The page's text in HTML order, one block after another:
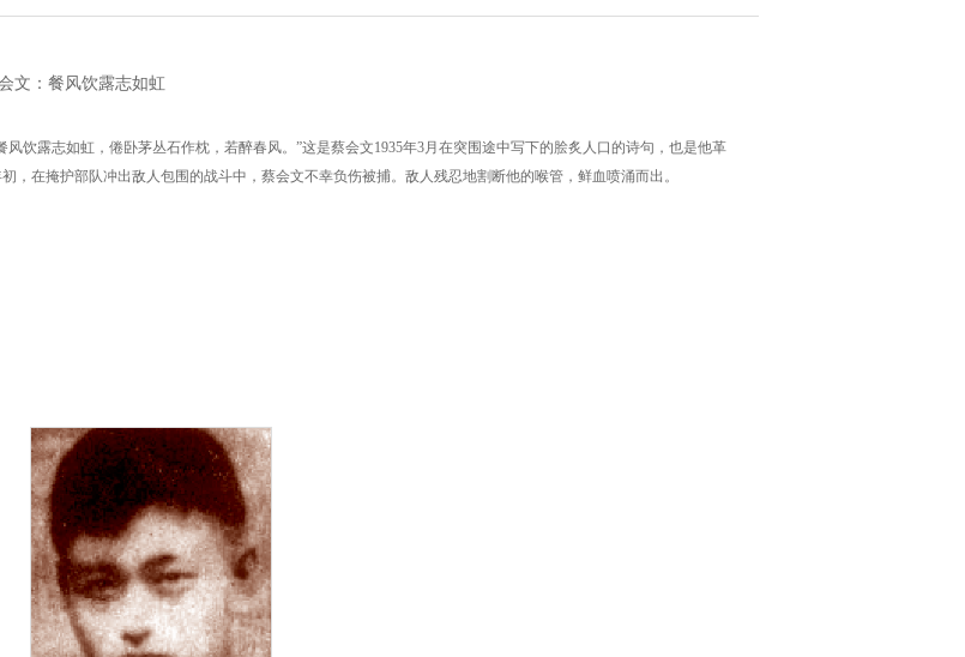
文：餐风饮露志如虹
风饮露志如虹，倦卧茅丛石作枕，若醉春风。”这是蔡会文1935年3月在突围途中写下的脍炙人口的诗句，也是他革
，在掩护部队冲出敌人包围的战斗中，蔡会文不幸负伤被捕。敌人残忍地割断他的喉管，鲜血喷涌而出。